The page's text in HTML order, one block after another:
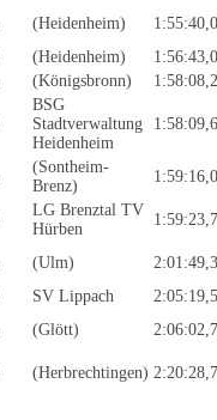
(Heidenheim)
(Heidenheim)
(Königsbronn)
BSG
Stadtverwaltung
Heidenheim
(Sontheim-
Brenz)
LG Brenztal TV
Hürben
(Ulm)
SV Lippach
(Glött)
(Herbrechtingen)